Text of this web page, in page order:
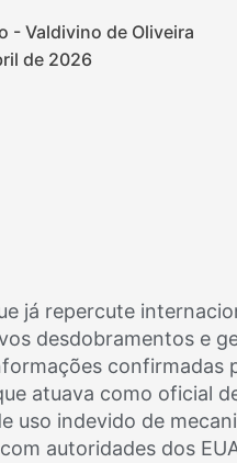
- Valdivino de Oliveira
de 2026
já repercute
desdobramentos e
confirmadas
atuava como oficial
uso indevido de
autoridades dos